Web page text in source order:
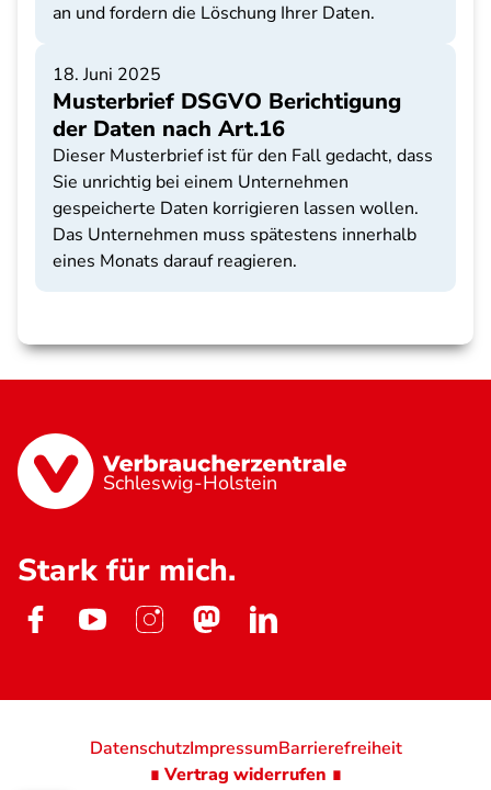
an und fordern die Löschung Ihrer Daten.
18. Juni 2025
Musterbrief DSGVO Berichtigung
der Daten nach Art.16
Dieser Musterbrief ist für den Fall gedacht, dass
Sie unrichtig bei einem Unternehmen
gespeicherte Daten korrigieren lassen wollen.
Das Unternehmen muss spätestens innerhalb
eines Monats darauf reagieren.
Schleswig-Holstein
Stark für mich.
DatenschutzImpressumBarrierefreiheit
∎ Vertrag widerrufen ∎